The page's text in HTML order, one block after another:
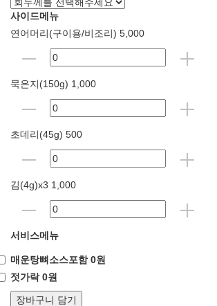
사이드메뉴
연어머리(구이용/비조리) 5,000
묵은지(150g) 1,000
초데리(45g) 500
김(4g)x3 1,000
서비스메뉴
매운탕뼈소스포함 0원
젓가락 0원
장바구니 담기